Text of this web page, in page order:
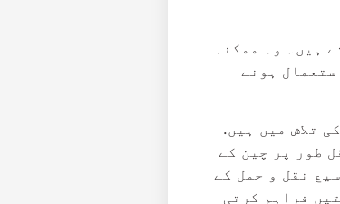
ہیں۔ وہ ممکنہ
ہونے
تلاش میں ہیں.
طور پر چین کے
نقل و حمل کے
فراہم کرتی